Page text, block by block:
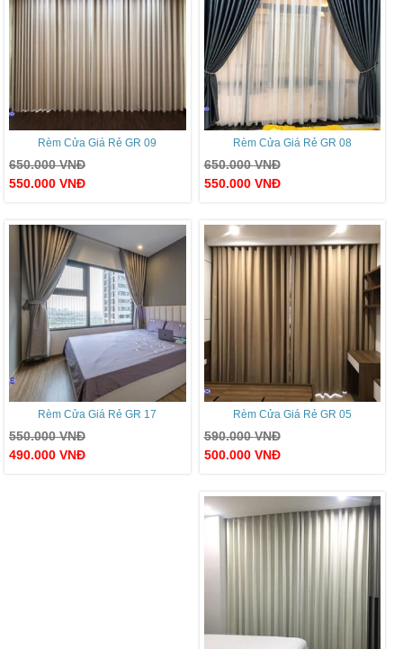
Rèm Cửa Giá Rẻ GR 08
650.000VNĐ
550.000 VNĐ
Rèm Cửa Giá Rẻ GR 09
650.000VNĐ
550.000 VNĐ
Rèm Cửa Giá Rẻ GR 05
590.000VNĐ
500.000 VNĐ
Rèm Cửa Giá Rẻ GR 17
550.000VNĐ
490.000 VNĐ